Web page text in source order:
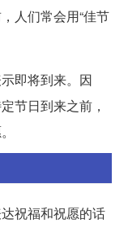
人们常会用“佳节
即将到来。因
节日到来之前，
祝福和祝愿的话